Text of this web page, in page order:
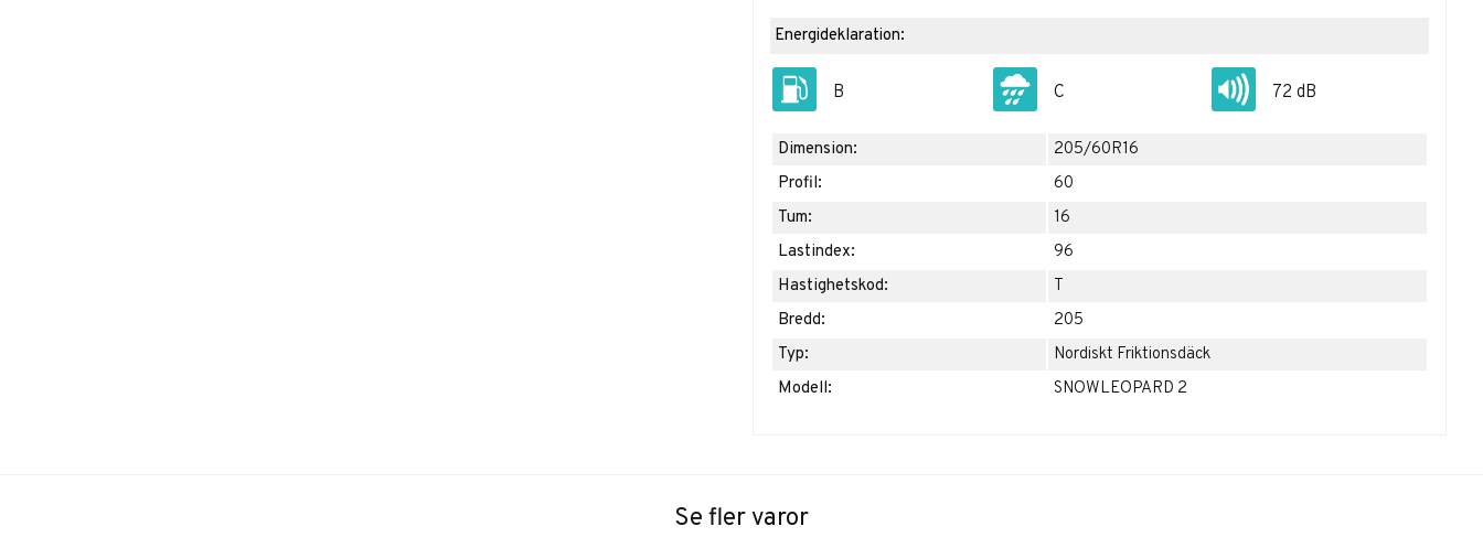
Energideklaration:
B C 72 dB
Dimension:
205/60R16
Profil:
60
Tum:
16
Lastindex:
96
Hastighetskod:
T
Bredd:
205
Typ:
Nordiskt Friktionsdäck
Modell:
SNOWLEOPARD 2
Se fler varor